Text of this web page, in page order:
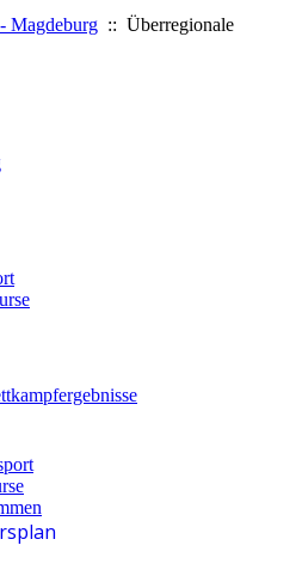
Magdeburg :: Überregionale